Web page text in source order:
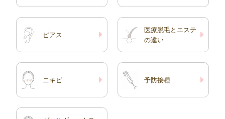
ピアス
医療脱毛とエステ
の違い
ニキビ 予防接種